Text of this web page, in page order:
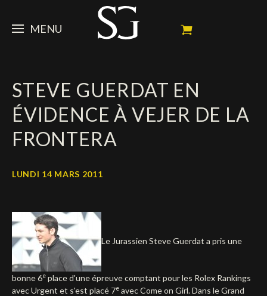
MENU
Portrait
Palmarès
Ambassadeur
ACTUALITÉ
News
Dossiers
Calendrier
Résultats
Vidéos
Contacts médias
CHEVAUX
Mes chevaux de concours
En souvenir de
SPONSORS
Propriétaires
Partenaires officiels
FAN ZONE
Social Newsroom
Français
English
Deutsch
STEVE GUERDAT EN
ÉVIDENCE À VEJER DE LA
FRONTERA
LUNDI 14 MARS 2011
Le Jurassien Steve Guerdat a pris une
bonne 6e place d'une épreuve comptant pour les Rolex Rankings
avec Urgent et s'est placé 7e avec Come on Girl. Dans le Grand